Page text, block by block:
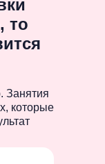
Занятия
которые
то